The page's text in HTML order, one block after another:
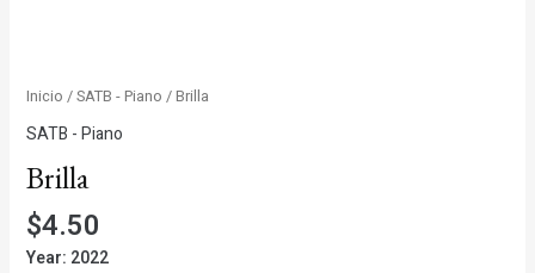
Inicio /SATB - Piano / Brilla
SATB - Piano
Brilla
$4.50
Year: 2022